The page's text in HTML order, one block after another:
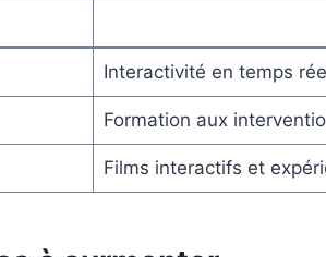
Interactivité en temps
Formation aux
Films interactifs et